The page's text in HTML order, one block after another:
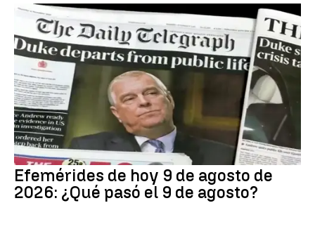
Efemérides de hoy 9 de agosto de
2026: ¿Qué pasó el 9 de agosto?